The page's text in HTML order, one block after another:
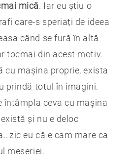
mică. Iar eu știu o
care-s speriați de ideea
când se fură în altă
tocmai din acest motiv.
cu mașina proprie, exista
prindă totul în imagini.
întâmpla ceva cu mașina
și nu e deloc
eu că e cam mare ca
meseriei.